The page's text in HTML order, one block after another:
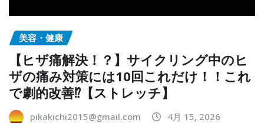
美容・健康
【ヒザ痛解決！？】サイクリング中のヒ
ザの痛み対策には10回これだけ！！これ
で劇的改善⁉︎【ストレッチ】
pikakichi2015@gmail.com 4月 15, 2026